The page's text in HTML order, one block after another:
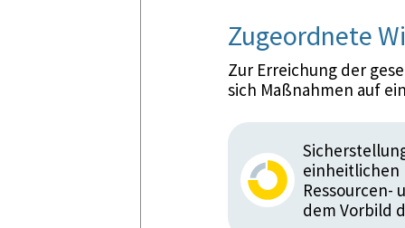
Zugeordnete
Zur Erreichung der
sich Maßnahmen auf
einheitlichen
Ressourcen-
dem Vorbild